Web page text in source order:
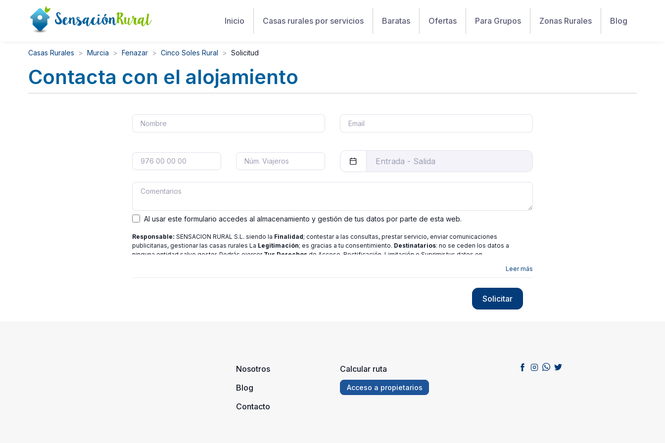
Inicio Casas rurales por servicios Baratas Ofertas Para Grupos Zonas Rurales Blog
Casas Rurales Murcia Fenazar Cinco Soles Rural Solicitud
Contacta con el alojamiento
Al usar este formulario accedes al almacenamiento y gestión de tus datos por parte de esta web.
Responsable: SENSACION RURAL S.L. siendo la Finalidad; contestar a las consultas, prestar servicio, enviar comunicaciones
publicitarias, gestionar las casas rurales La Legitimación; es gracias a tu consentimiento. Destinatarios: no se ceden los datos a
ninguna entidad salvo gestor. Podrás ejercer Tus Derechos de Acceso, Rectificación, Limitación o Suprimir tus datos en
Leer más
Solicitar
Nosotros
Blog
Contacto
Calcular ruta
Acceso a propietarios